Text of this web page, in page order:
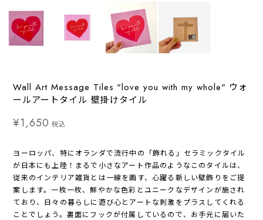
Wall Art Message Tiles "love you with my whole" ウォ
ールアートタイル 壁掛けタイル
¥1,650 税込
ヨーロッパ、特にオランダで流行中の「飾れる」セラミックタイル
が日本にも上陸！まるで小さなアート作品のようなこのタイルは、
従来のインテリア雑貨とは一線を画す、心躍る新しい壁飾りをご提
案します。一枚一枚、鮮やかな色彩とユニークなデザインが施され
ており、日々の暮らしに遊び心とアートな刺激をプラスしてくれる
ことでしょう。裏面にフックが付属しているので、お手元に届いた